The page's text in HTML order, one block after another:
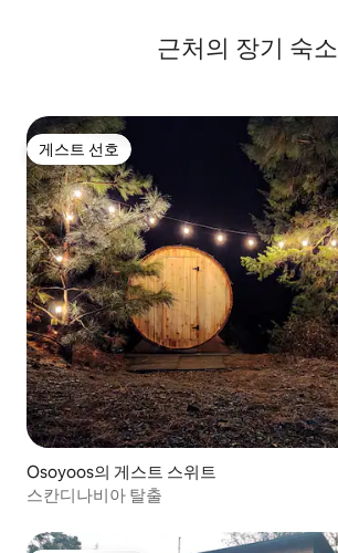
근처의 장기 숙소
게스트 선호
게스트 선호
Osoyoos의 게스트 스위트
스칸디나비아 탈출